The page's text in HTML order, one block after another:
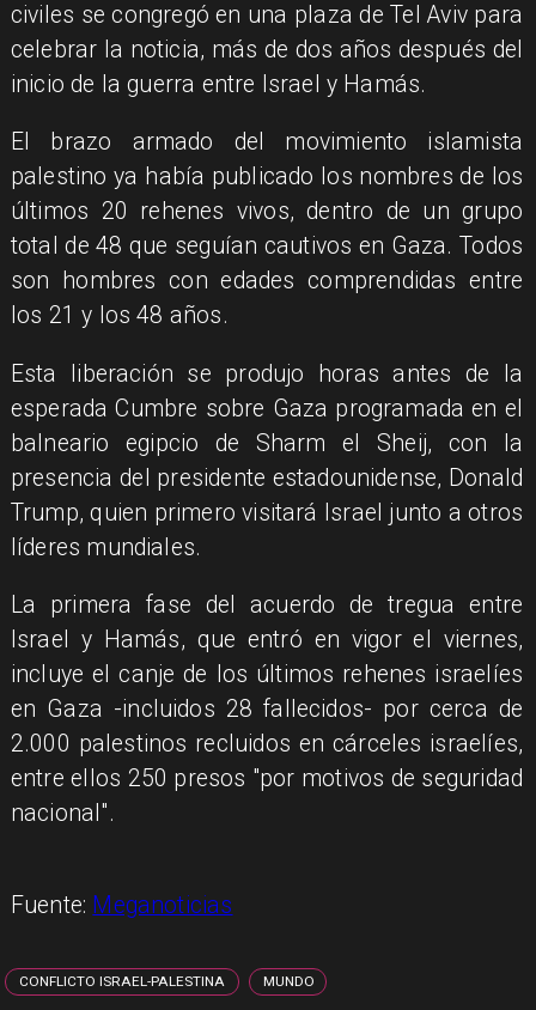
civiles se congregó en una plaza de Tel Aviv para
celebrar la noticia, más de dos años después del
inicio de la guerra entre Israel y Hamás.
El brazo armado del movimiento islamista
palestino ya había publicado los nombres de los
últimos 20 rehenes vivos, dentro de un grupo
total de 48 que seguían cautivos en Gaza. Todos
son hombres con edades comprendidas entre
los 21 y los 48 años.
Esta liberación se produjo horas antes de la
esperada Cumbre sobre Gaza programada en el
balneario egipcio de Sharm el Sheij, con la
presencia del presidente estadounidense, Donald
Trump, quien primero visitará Israel junto a otros
líderes mundiales.
La primera fase del acuerdo de tregua entre
Israel y Hamás, que entró en vigor el viernes,
incluye el canje de los últimos rehenes israelíes
en Gaza -incluidos 28 fallecidos- por cerca de
2.000 palestinos recluidos en cárceles israelíes,
entre ellos 250 presos "por motivos de seguridad
nacional".
Fuente: Meganoticias
CONFLICTO ISRAEL-PALESTINA MUNDO